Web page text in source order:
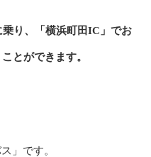
乗り、「横浜町田IC」でお
とができます。
」です。